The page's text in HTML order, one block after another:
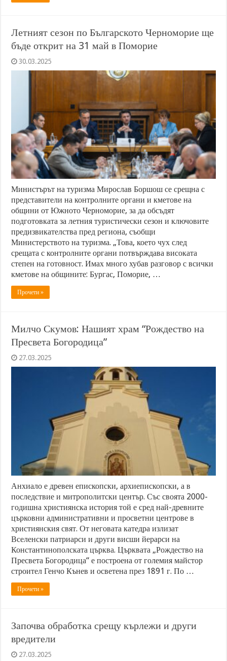
Летният сезон по Българското Черноморие ще
бъде открит на 31 май в Поморие
30.03.2025
Министърът на туризма Мирослав Боршош се срещна с
представители на контролните органи и кметове на
общини от Южното Черноморие, за да обсъдят
подготовката за летния туристически сезон и ключовите
предизвикателства пред региона, съобщи
Министерството на туризма. „Това, което чух след
срещата с контролните органи потвърждава високата
степен на готовност. Имах много хубав разговор с всички
кметове на общините: Бургас, Поморие, …
Прочети »
Милчо Скумов: Нашият храм “Рождество на
Пресвета Богородица”
27.03.2025
Анхиало е древен епископски, архиепископски, а в
последствие и митрополитски център. Със своята 2000-
годишна християнска история той е сред най-древните
църковни административни и просветни центрове в
християнския свят. От неговата катедра излизат
Вселенски патриарси и други висши йерарси на
Константинополската църква. Църквата „Рождество на
Пресвета Богородица“ е построена от големия майстор
строител Генчо Кънев и осветена през 1891 г. По …
Прочети »
Започва обработка срещу кърлежи и други
вредители
27.03.2025